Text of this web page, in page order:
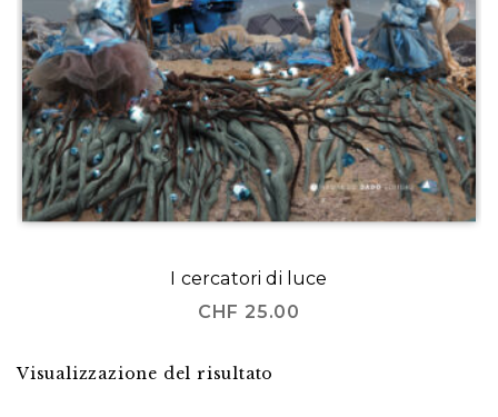
I cercatori di luce
CHF 25.00
Visualizzazione del risultato